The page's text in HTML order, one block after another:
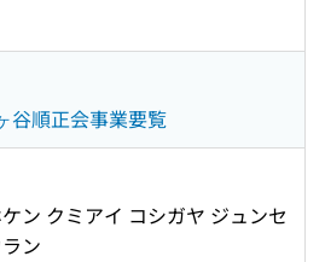
谷順正会事業要覧
ン クミアイ コシガヤ ジュンセ
ン